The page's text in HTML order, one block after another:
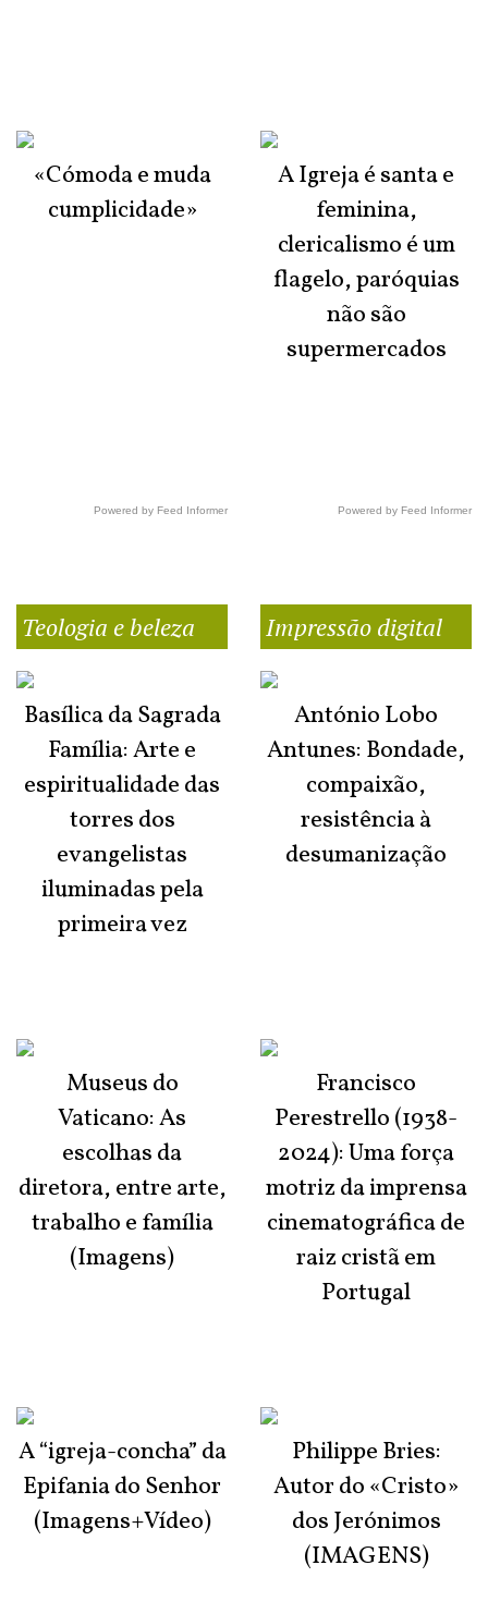
«Cómoda e muda
cumplicidade»
Powered by Feed Informer
A Igreja é santa e
feminina,
clericalismo é um
flagelo, paróquias
não são
supermercados
Powered by Feed Informer
Teologia e beleza
Basílica da Sagrada
Família: Arte e
espiritualidade das
torres dos
evangelistas
iluminadas pela
primeira vez
Museus do
Vaticano: As
escolhas da
diretora, entre arte,
trabalho e família
(Imagens)
A “igreja-concha” da
Epifania do Senhor
(Imagens+Vídeo)
Impressão digital
António Lobo
Antunes: Bondade,
compaixão,
resistência à
desumanização
Francisco
Perestrello (1938-
2024): Uma força
motriz da imprensa
cinematográfica de
raiz cristã em
Portugal
Philippe Bries:
Autor do «Cristo»
dos Jerónimos
(IMAGENS)